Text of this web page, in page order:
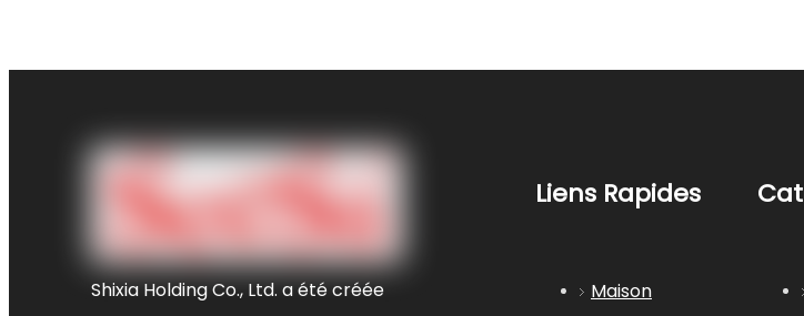
Shixia Holding Co., Ltd. a été créée
Liens Rapides
Maison